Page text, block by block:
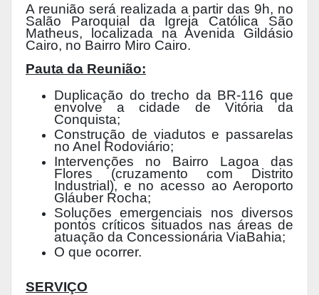
A reunião será realizada a partir das 9h, no
Salão Paroquial da Igreja Católica São
Matheus, localizada na Avenida Gildásio
Cairo, no Bairro Miro Cairo.
Pauta da Reunião:
Duplicação do trecho da BR-116 que
envolve a cidade de Vitória da
Conquista;
Construção de viadutos e passarelas
no Anel Rodoviário;
Intervenções no Bairro Lagoa das
Flores (cruzamento com Distrito
Industrial), e no acesso ao Aeroporto
Gláuber Rocha;
Soluções emergenciais nos diversos
pontos críticos situados nas áreas de
atuação da Concessionária ViaBahia;
O que ocorrer.
SERVIÇO